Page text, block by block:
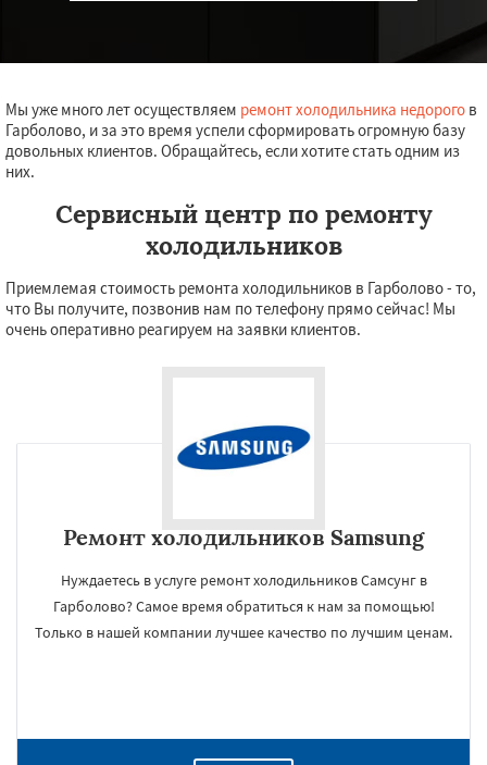
Мы уже много лет осуществляем ремонт холодильника недорого в
Гарболово, и за это время успели сформировать огромную базу
довольных клиентов. Обращайтесь, если хотите стать одним из
них.
Сервисный центр по ремонту
холодильников
Приемлемая стоимость ремонта холодильников в Гарболово - то,
что Вы получите, позвонив нам по телефону прямо сейчас! Мы
очень оперативно реагируем на заявки клиентов.
Ремонт холодильников Samsung
Нуждаетесь в услуге ремонт холодильников Самсунг в
Гарболово? Самое время обратиться к нам за помощью!
Только в нашей компании лучшее качество по лучшим ценам.